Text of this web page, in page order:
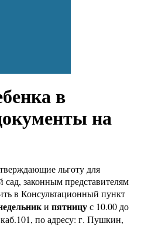
в
на
льготу для
сад, законным представителям
в Консультационный пункт
и пятницус 10.00 до
по адресу: г. Пушкин,